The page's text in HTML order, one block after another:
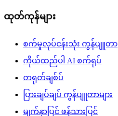
ထုတ်ကုန်များ
စက်မှုလုပ်ငန်းသုံး ကွန်ပျူတာ
ကိုယ်ထည်ပါ AI စက်ရုပ်
တရုတ်ချစ်ပ်
ပြားချပ်ချပ် ကွန်ပျူတာများ
မျက်နှာပြင် ဖန်သားပြင်